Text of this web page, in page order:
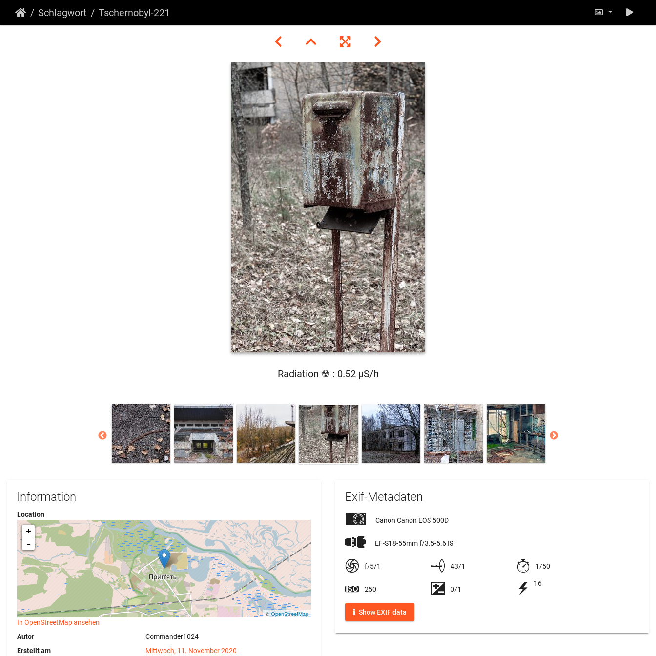
Schlagwort Tschernobyl-221
Radiation ☢ : 0.52 µS/h
Information
Location
+
-
©OpenStreetMap
In OpenStreetMap ansehen
Autor
Commander1024
Erstellt am
Mittwoch, 11. November 2020
Exif-Metadaten
Canon Canon EOS 500D
EF-S18-55mm f/3.5-5.6 IS
f/5/1 43/1 1/50
250 0/1
16
Show EXIF data